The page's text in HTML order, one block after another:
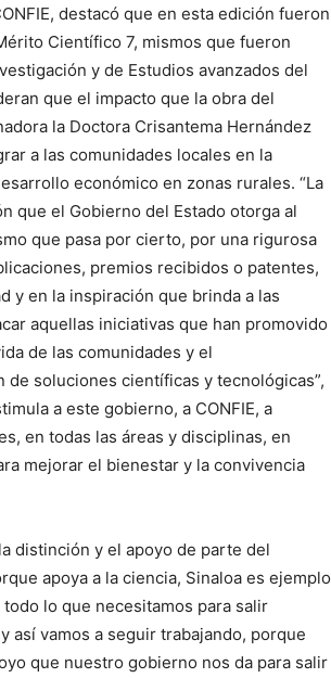
destacó que en esta edición fueron
Científico 7, mismos que fueron
y de Estudios avanzados del
que el impacto que la obra del
la Doctora Crisantema Hernández
a las comunidades locales en la
económico en zonas rurales. “La
que el Gobierno del Estado otorga al
que pasa por cierto, por una rigurosa
premios recibidos o patentes,
y en la inspiración que brinda a las
aquellas iniciativas que han promovido
de las comunidades y el
soluciones científicas y tecnológicas”,
a este gobierno, a CONFIE, a
en todas las áreas y disciplinas, en
mejorar el bienestar y la convivencia
distinción y el apoyo de parte del
apoya a la ciencia, Sinaloa es ejemplo
lo que necesitamos para salir
así vamos a seguir trabajando, porque
que nuestro gobierno nos da para salir